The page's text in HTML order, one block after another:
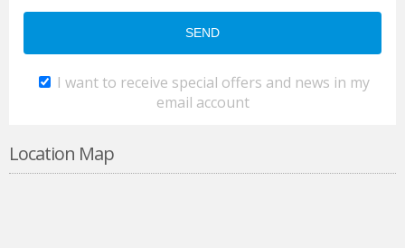
I want to receive special offers and news in my
email account
Location Map